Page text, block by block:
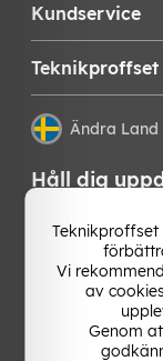
Kundservice
Teknikproffset
Ändra Land
Håll dig
Få de senaste
bästa tipsen
vårt nyhetsbrev!
Vi
av
Genom